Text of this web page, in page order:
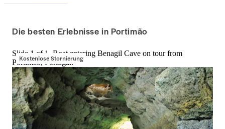
Die besten Erlebnisse in Portimão
Kostenlose Stornierung
Slide 1 of 1, Boat entering Benagil Cave on tour from
Portimao, Portugal.